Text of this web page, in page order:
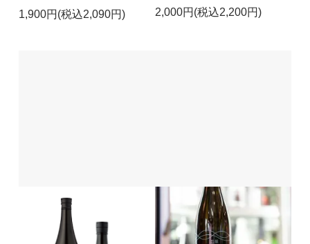
1,900円(税込2,090円) 2,000円(税込2,200円)